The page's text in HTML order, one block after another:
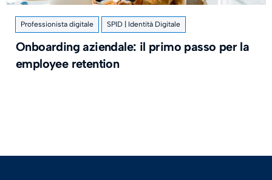
Professionista digitale SPID | Identità Digitale
Onboarding aziendale: il primo passo per la
employee retention